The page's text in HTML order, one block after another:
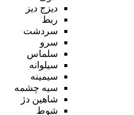
دیزج دیز
ربط
سردشت
سرو
سلماس
سیلوانه
سیمینه
سیه چشمه
شاهین دژ
شوط